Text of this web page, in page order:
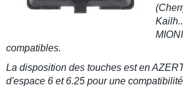
compatibles.
La disposition des touches est en
d'espace 6 et 6.25 pour une